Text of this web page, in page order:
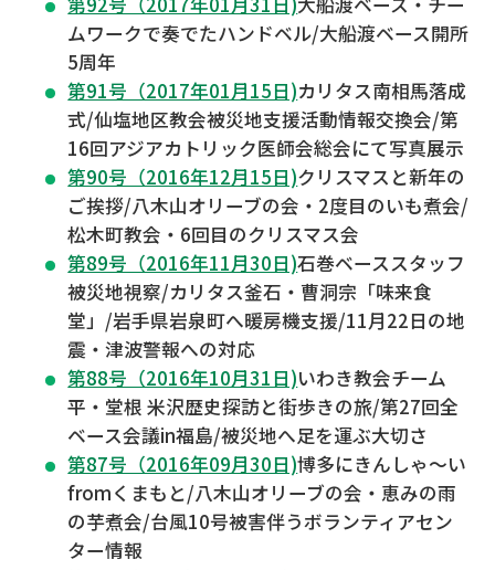
ムワークで奏でたハンドベル/大船渡ベース開所
5周年
第91号（2017年01月15日)カリタス南相馬落成
式/仙塩地区教会被災地支援活動情報交換会/第
16回アジアカトリック医師会総会にて写真展示
第90号（2016年12月15日)クリスマスと新年の
ご挨拶/八木山オリーブの会・2度目のいも煮会/
松木町教会・6回目のクリスマス会
第89号（2016年11月30日)石巻ベーススタッフ
被災地視察/カリタス釜石・曹洞宗「味来食
堂」/岩手県岩泉町へ暖房機支援/11月22日の地
震・津波警報への対応
第88号（2016年10月31日)いわき教会チーム
平・堂根 米沢歴史探訪と街歩きの旅/第27回全
ベース会議in福島/被災地へ足を運ぶ大切さ
第87号（2016年09月30日)博多にきんしゃ～い
fromくまもと/八木山オリーブの会・恵みの雨
の芋煮会/台風10号被害伴うボランティアセン
ター情報